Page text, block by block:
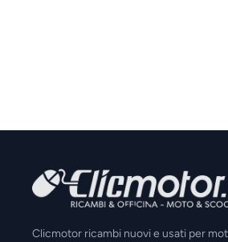
Clicmotor ricambi nuovi e usati per